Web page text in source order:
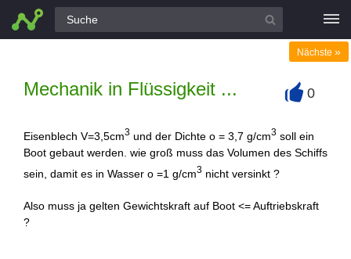
Alle Fragen
Mechanik in Flüssigkeit ...
Nächste »
0
Eisenblech V=3,5cm3 und der Dichte o = 3,7 g/cm3 soll ein
Boot gebaut werden. wie groß muss das Volumen des Schiffs
sein, damit es in Wasser o =1 g/cm3 nicht versinkt ?
Also muss ja gelten Gewichtskraft auf Boot <= Auftriebskraft
?